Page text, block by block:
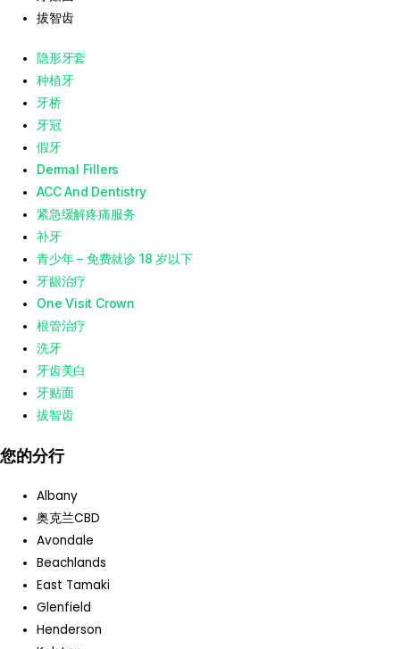
拔智齿
隐形牙套
种植牙
牙桥
牙冠
假牙
Dermal Fillers
ACC And Dentistry
紧急缓解疼痛服务
补牙
青少年 – 免费就诊 18 岁以下
牙龈治疗
One Visit Crown
根管治疗
洗牙
牙齿美白
牙贴面
拔智齿
您的分行
Albany
奥克兰CBD
Avondale
Beachlands
East Tamaki
Glenfield
Henderson